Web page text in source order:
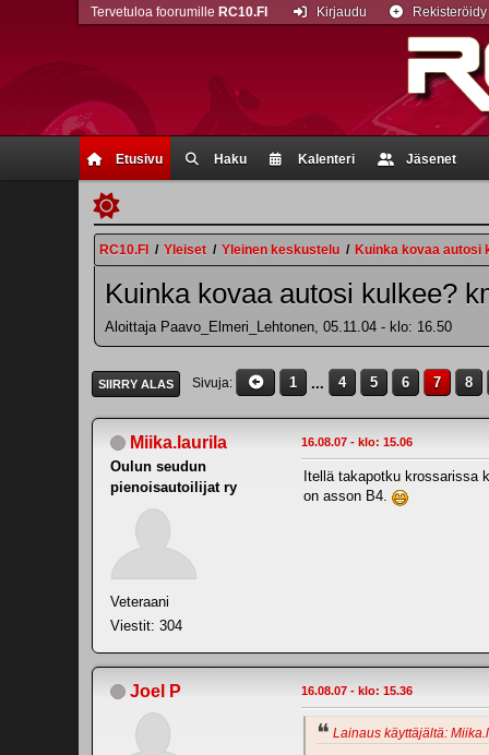
Etusivu Haku Kalenteri Jäsenet
Tervetuloa foorumille RC10.FI Kirjaudu Rekisteröidy
RC10.FI / Yleiset / Yleinen keskustelu / Kuinka kovaa autosi
Kuinka kovaa autosi kulkee?
Aloittaja Paavo_Elmeri_Lehtonen, 05.11.04 - klo: 16.50
SIIRRY ALAS Sivuja 1 ... 4 5 6 7 8
Miika.laurila
Oulun seudun
pienoisautoilijat ry
Veteraani
Viestit: 304
16.08.07 - klo: 15.06
Itellä takapotku krossarissa
on asson B4.
Joel P 16.08.07 - klo: 15.36
Lainaus käyttäjältä: